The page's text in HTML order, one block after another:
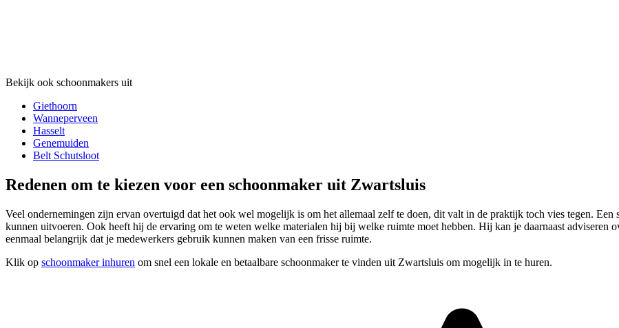
Bekijk ook schoonmakers uit
Giethoorn
Wanneperveen
Hasselt
Genemuiden
Belt Schutsloot
Redenen om te kiezen voor een schoonmaker uit Zwartsluis
Veel ondernemingen zijn ervan overtuigd dat het ook wel mogelijk is om het allemaal zelf te doen, dit valt in de praktijk toch vies tegen.
kunnen uitvoeren. Ook heeft hij de ervaring om te weten welke materialen hij bij welke ruimte moet hebben. Hij kan je daarnaast adviseren
eenmaal belangrijk dat je medewerkers gebruik kunnen maken van een frisse ruimte.
Klik op schoonmaker inhuren om snel een lokale en betaalbare schoonmaker te vinden uit Zwartsluis om mogelijk in te huren.